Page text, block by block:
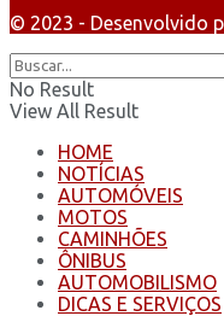
© 2023 - Desenvolvido
No Result
View All Result
HOME
NOTÍCIAS
AUTOMÓVEIS
MOTOS
CAMINHÕES
ÔNIBUS
AUTOMOBILISMO
DICAS E SERVIÇOS